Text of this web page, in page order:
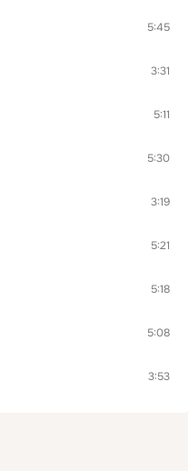
5:45
3:31
5:11
5:30
3:19
5:21
5:18
5:08
3:53